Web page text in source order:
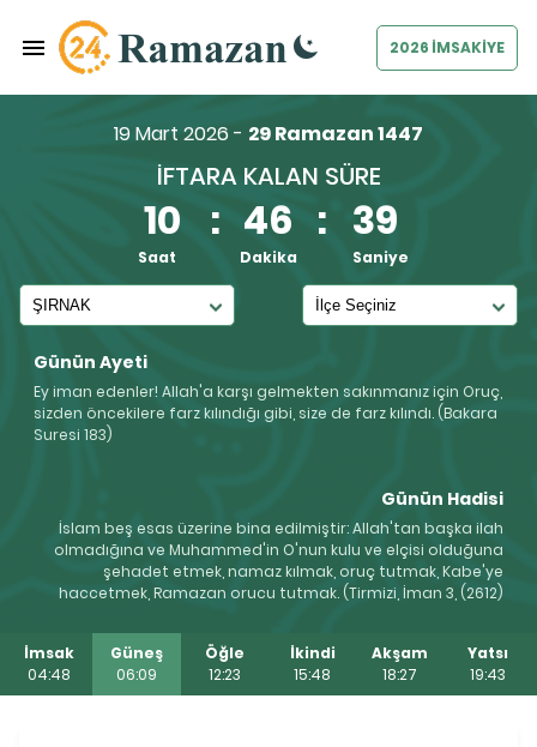
2026 İMSAKİYE
Günün Ayeti
Ey iman edenler! Allah'a karşı gelmekten sakınmanız için Oruç,
sizden öncekilere farz kılındığı gibi, size de farz kılındı. (Bakara
Suresi 183)
19 Mart 2026 - 29 Ramazan 1447
İFTARA KALAN SÜRE
10 : 46 : 38
Saat Dakika Saniye
Günün Hadisi
İslam beş esas üzerine bina edilmiştir: Allah'tan başka ilah
olmadığına ve Muhammed'in O'nun kulu ve elçisi olduğuna
şehadet etmek, namaz kılmak, oruç tutmak, Kabe'ye
haccetmek, Ramazan orucu tutmak. (Tirmizi, İman 3, (2612)
İmsak
04:48
Güneş
06:09
Öğle
12:23
İkindi
15:48
Akşam
18:27
Yatsı
19:43